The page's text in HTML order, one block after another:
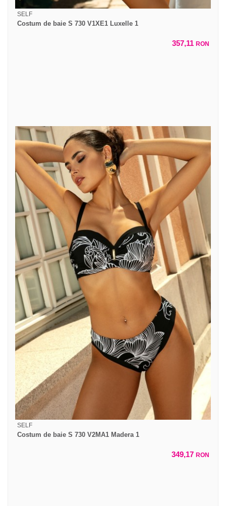
SELF
Costum de baie S 730 V1XE1 Luxelle 1
357,11 RON
SELF
Costum de baie S 730 V2MA1 Madera 1
349,17 RON